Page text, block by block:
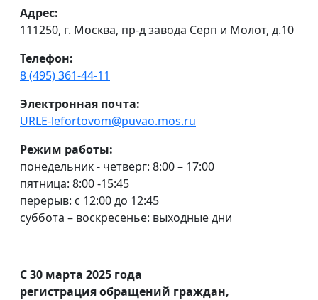
Адрес:
111250, г. Москва, пр-д завода Серп и Молот, д.10
Телефон:
8 (495) 361-44-11
Электронная почта:
URLE-lefortovom@puvao.mos.ru
Режим работы:
понедельник - четверг: 8:00 – 17:00
пятница: 8:00 -15:45
перерыв: с 12:00 до 12:45
суббота – воскресенье: выходные дни
С 30 марта 2025 года
регистрация обращений граждан,